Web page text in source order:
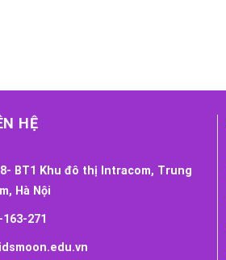
HỆ
BT1 Khu đô thị Intracom, Trung
Hà Nội
163-271